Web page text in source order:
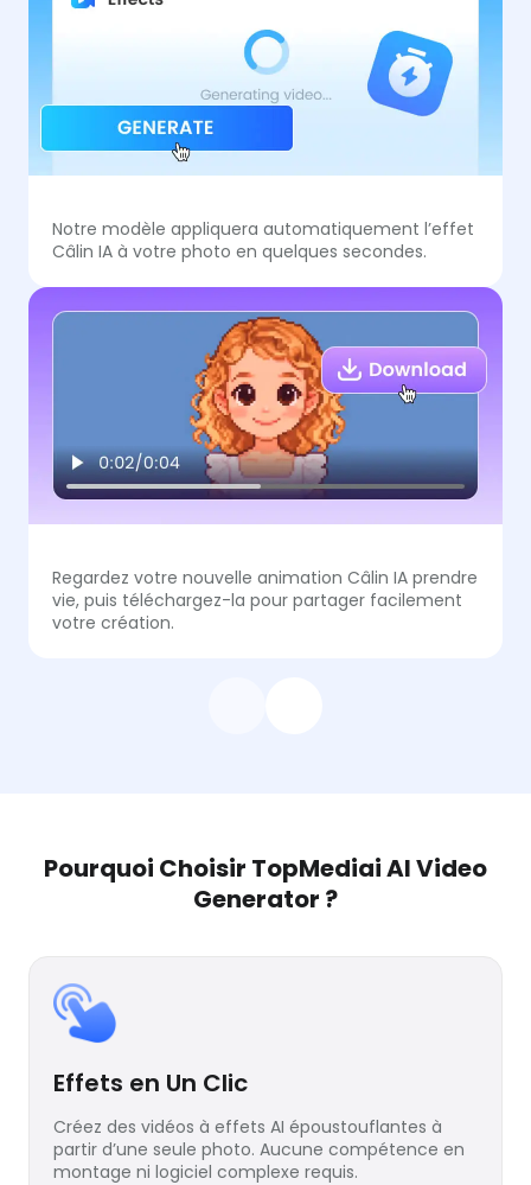
Notre modèle appliquera automatiquement l’effet
Câlin IA à votre photo en quelques secondes.
Regardez votre nouvelle animation Câlin IA prendre
vie, puis téléchargez-la pour partager facilement
votre création.
Pourquoi Choisir TopMediai AI Video
Generator ?
Effets en Un Clic
Créez des vidéos à effets AI époustouflantes à
partir d’une seule photo. Aucune compétence en
montage ni logiciel complexe requis.